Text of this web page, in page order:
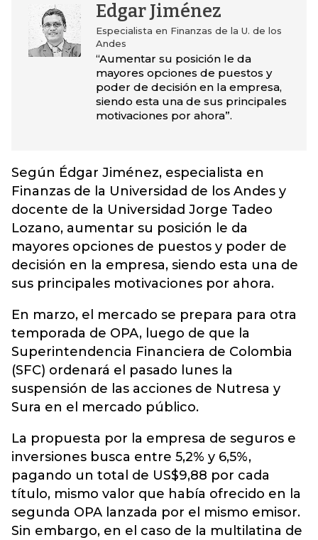
Edgar Jiménez
Especialista en Finanzas de la U. de los
Andes
“Aumentar su posición le da
mayores opciones de puestos y
poder de decisión en la empresa,
siendo esta una de sus principales
motivaciones por ahora”.
Según Édgar Jiménez, especialista en
Finanzas de la Universidad de los Andes y
docente de la Universidad Jorge Tadeo
Lozano, aumentar su posición le da
mayores opciones de puestos y poder de
decisión en la empresa, siendo esta una de
sus principales motivaciones por ahora.
En marzo, el mercado se prepara para otra
temporada de OPA, luego de que la
Superintendencia Financiera de Colombia
(SFC) ordenará el pasado lunes la
suspensión de las acciones de Nutresa y
Sura en el mercado público.
La propuesta por la empresa de seguros e
inversiones busca entre 5,2% y 6,5%,
pagando un total de US$9,88 por cada
título, mismo valor que había ofrecido en la
segunda OPA lanzada por el mismo emisor.
Sin embargo, en el caso de la multilatina de